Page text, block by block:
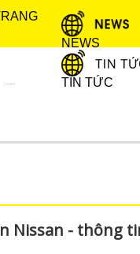
NEWS
TIN TỨC
Nissan - thông